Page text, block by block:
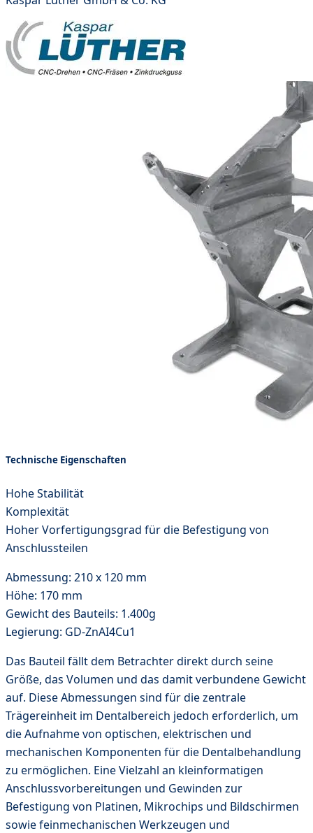
Technische Eigenschaften
Hohe Stabilität
Komplexität
Hoher Vorfertigungsgrad für die Befestigung von
Anschlussteilen
Abmessung: 210 x 120 mm
Höhe: 170 mm
Gewicht des Bauteils: 1.400g
Legierung: GD-ZnAI4Cu1
Das Bauteil fällt dem Betrachter direkt durch seine
Größe, das Volumen und das damit verbundene Gewicht
auf. Diese Abmessungen sind für die zentrale
Trägereinheit im Dentalbereich jedoch erforderlich, um
die Aufnahme von optischen, elektrischen und
mechanischen Komponenten für die Dentalbehandlung
zu ermöglichen. Eine Vielzahl an kleinformatigen
Anschlussvorbereitungen und Gewinden zur
Befestigung von Platinen, Mikrochips und Bildschirmen
sowie feinmechanischen Werkzeugen und